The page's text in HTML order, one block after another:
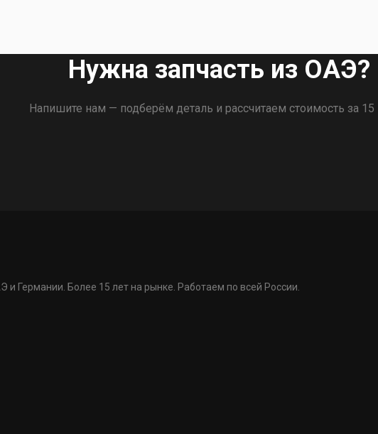
Нужна запчасть из ОАЭ?
Напишите нам — подберём деталь и рассчитаем стоимость за 15
Германии. Более 15 лет на рынке. Работаем по всей России.